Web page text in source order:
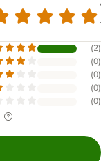
(2)
(0)
(0)
(0)
(0)